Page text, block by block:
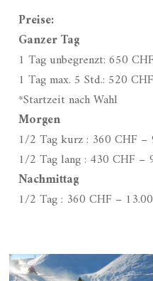
Preise:
Ganzer Tag
1 Tag unbegrenzt: 650
1 Tag max. 5 Std.: 520
*Startzeit nach Wahl
Morgen
1/2 Tag kurz : 360 CHF
1/2 Tag lang : 430 CHF –
Nachmittag
1/2 Tag : 360 CHF –